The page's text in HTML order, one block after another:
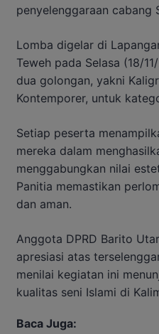
penyelenggaraan cabang
Lomba digelar di
Teweh pada Selasa (18/
dua golongan, yakni
Kontemporer, untuk
Setiap peserta
mereka dalam
menggabungkan nilai
Panitia memastikan
dan aman.
Anggota DPRD Barito
apresiasi atas
menilai kegiatan ini
kualitas seni Islami di
Baca Juga: